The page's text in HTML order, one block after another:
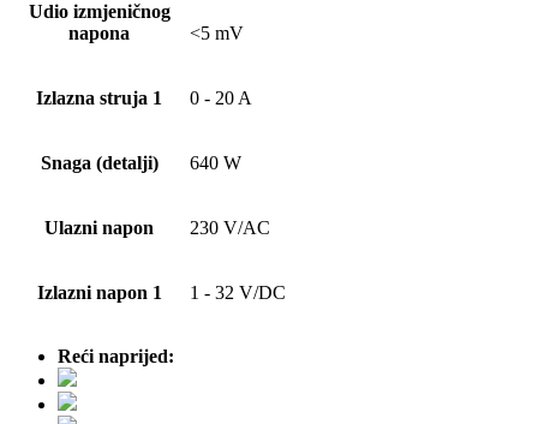
Udio izmjeničnog
napona
<5 mV
Izlazna struja 1 0 - 20 A
Snaga (detalji) 640 W
Ulazni napon 230 V/AC
Izlazni napon 1 1 - 32 V/DC
Reći naprijed: